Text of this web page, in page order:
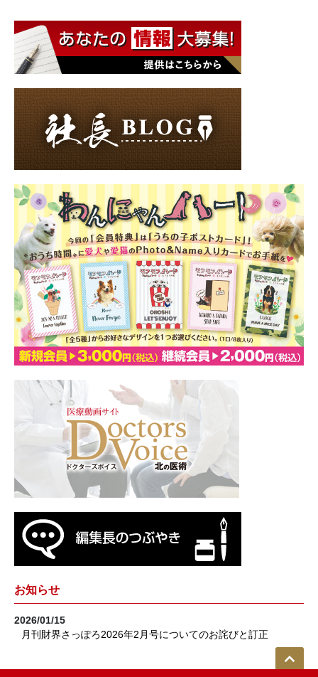
お知らせ
2026/01/15
月刊財界さっぽろ2026年2月号についてのお詫びと訂正